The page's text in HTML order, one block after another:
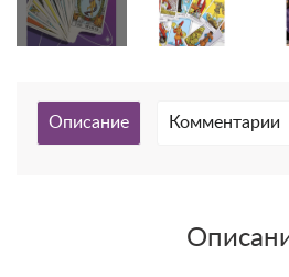
Описание Комментарии